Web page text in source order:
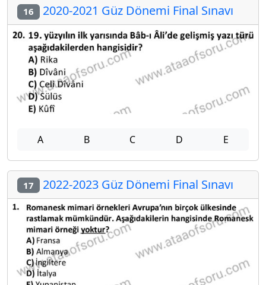
16 2020-2021 Güz Dönemi Final Sınavı
A B C D E
17 2022-2023 Güz Dönemi Final Sınavı